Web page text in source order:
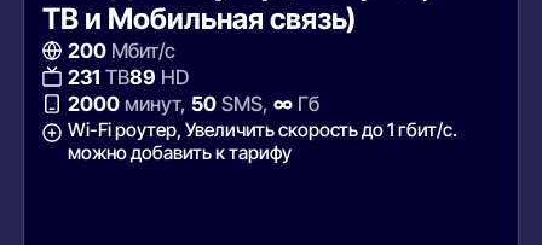
ТВ и Мобильная связь)
200Мбит/с
231 ТВ89 HD
2000минут, 50SMS, ∞Гб
Wi-Fi роутер, Увеличить скорость до 1 гбит/с.
можно добавить к тарифу